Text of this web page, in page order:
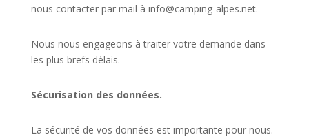
nous contacter par mail à info@camping-alpes.net.
Nous nous engageons à traiter votre demande dans
les plus brefs délais.
Sécurisation des données.
La sécurité de vos données est importante pour nous.